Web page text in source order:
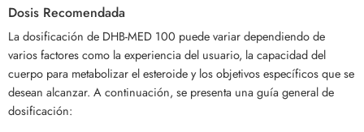
Dosis Recomendada
La dosificación de DHB-MED 100 puede variar dependiendo de
varios factores como la experiencia del usuario, la capacidad del
cuerpo para metabolizar el esteroide y los objetivos específicos que se
desean alcanzar. A continuación, se presenta una guía general de
dosificación: